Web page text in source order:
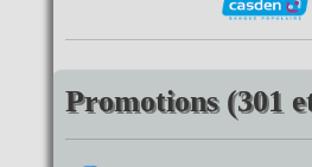
Promotions (301